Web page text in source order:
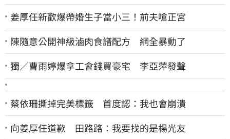
姜厚任新歡爆帶婚生子當小三！前夫嗆正宮
陳隨意公開神級滷肉食譜配方 網全暴動了
獨／曹雨婷爆拿工會錢買豪宅 李亞萍發聲
蔡依珊撕掉完美標籤 首度認：我也會崩潰
向姜厚任道歉 田路路：我要找的是楊光友